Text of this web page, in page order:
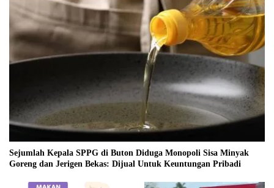
Sejumlah Kepala SPPG di Buton Diduga Monopoli Sisa Minyak
Goreng dan Jerigen Bekas: Dijual Untuk Keuntungan Pribadi